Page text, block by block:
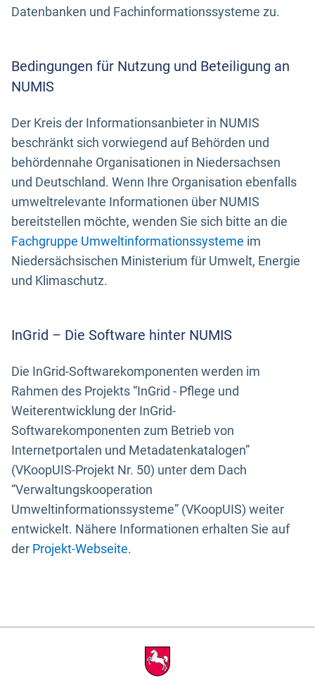
Datenbanken und Fachinformationssysteme zu.
Bedingungen für Nutzung und Beteiligung an
NUMIS
Der Kreis der Informationsanbieter in NUMIS
beschränkt sich vorwiegend auf Behörden und
behördennahe Organisationen in Niedersachsen
und Deutschland. Wenn Ihre Organisation ebenfalls
umweltrelevante Informationen über NUMIS
bereitstellen möchte, wenden Sie sich bitte an die
Fachgruppe Umweltinformationssysteme im
Niedersächsischen Ministerium für Umwelt, Energie
und Klimaschutz.
InGrid – Die Software hinter NUMIS
Die InGrid-Softwarekomponenten werden im
Rahmen des Projekts “InGrid - Pflege und
Weiterentwicklung der InGrid-
Softwarekomponenten zum Betrieb von
Internetportalen und Metadatenkatalogen”
(VKoopUIS-Projekt Nr. 50) unter dem Dach
“Verwaltungskooperation
Umweltinformationssysteme” (VKoopUIS) weiter
entwickelt. Nähere Informationen erhalten Sie auf
der Projekt-Webseite.